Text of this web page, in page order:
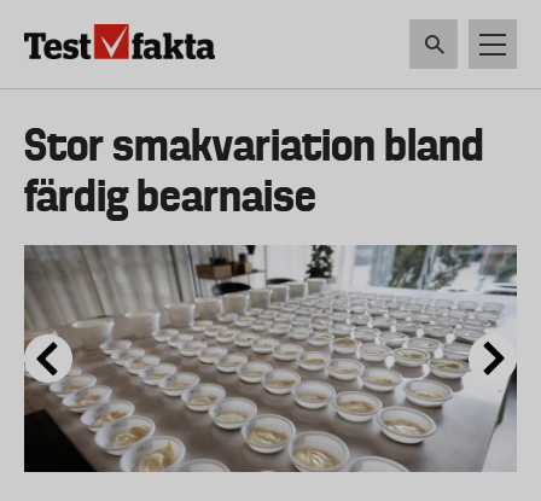
Huvudmeny
ny
Stor smakvariation bland
färdig bearnaise